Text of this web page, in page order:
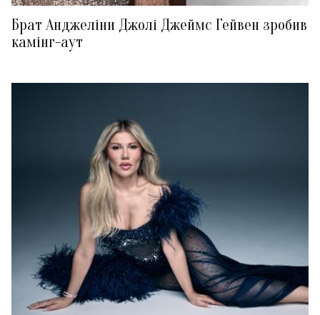
Брат Анджеліни Джолі Джеймс Гейвен зробив
камінг-аут